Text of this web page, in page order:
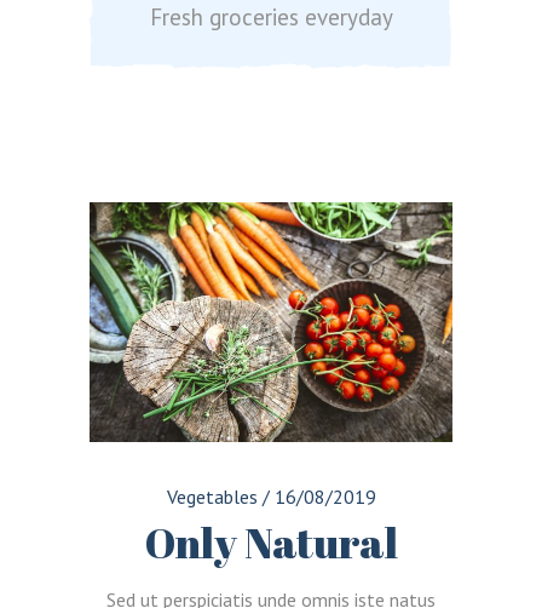
Fresh groceries everyday
Vegetables / 16/08/2019
Only Natural
Sed ut perspiciatis unde omnis iste natus